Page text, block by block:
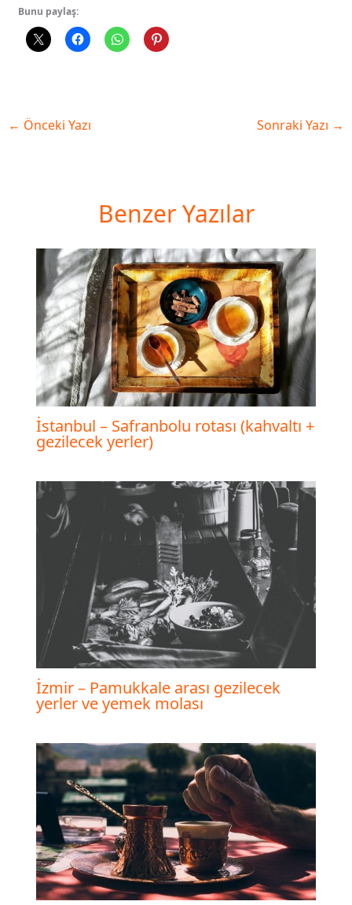
Bunu paylaş:
← Önceki Yazı Sonraki Yazı →
Benzer Yazılar
İstanbul – Safranbolu rotası (kahvaltı +
gezilecek yerler)
İzmir – Pamukkale arası gezilecek
yerler ve yemek molası